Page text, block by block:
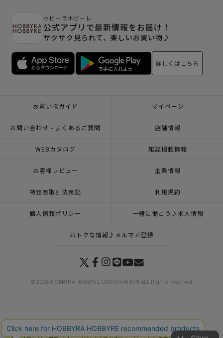
ホビーラホビーレ
公式アプリで最新情報をお届け！
サクサク見られて、楽しいお買い物♪
詳しくはこちら
お買い物ガイド マイページ
お問い合わせ - よくあるご質問 店舗情報
WEBカタログ 雑誌掲載情報
お客様レビュー 企業情報
特定商取引法表記 利用規約
個人情報ポリシー 一緒に働こう♪求人情報
おトクな情報♪メルマガ登録
© 2026 HOBBYRA HOBBYRE CORPORATION ALL Rights Reserved
トップページ 登録 クロスステッチミニフレーム＜薔薇の花束＞